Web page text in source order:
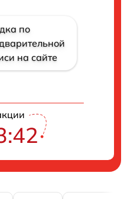
по
на сайте